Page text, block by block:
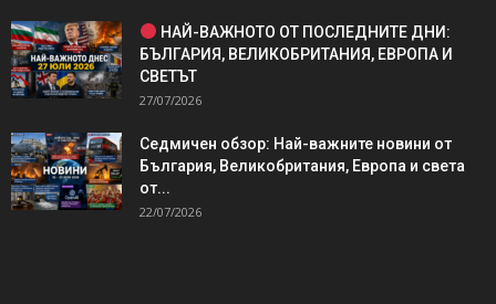
НАЙ-ВАЖНОТО ОТ ПОСЛЕДНИТЕ ДНИ:
БЪЛГАРИЯ, ВЕЛИКОБРИТАНИЯ, ЕВРОПА И
СВЕТЪТ
27/07/2026
Седмичен обзор: Най-важните новини от
България, Великобритания, Европа и света
от...
22/07/2026